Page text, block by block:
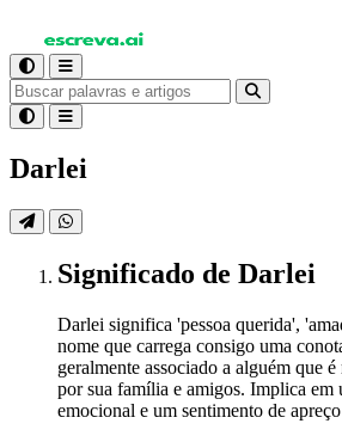
Darlei
Significado de Darlei
Darlei significa 'pessoa querida',
nome que carrega consigo uma
geralmente associado a alguém que
por sua família e amigos. Implica em
emocional e um sentimento de